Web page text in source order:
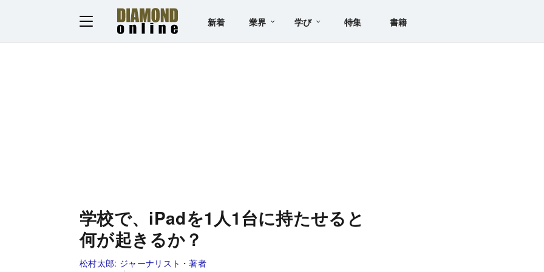
新着 業界 学び 特集 書籍
学校で、iPadを1人1台に持たせると
何が起きるか？
松村太郎: ジャーナリスト・著者